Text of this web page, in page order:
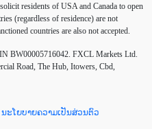
D1 DailyFX
EA EA ເຊີງລຸກ
EUR EUR/AUD
residents of USA and Canada to open
(regardless of residence) are not
countries are also not accepted.
BW00005716042. FXCL Markets Ltd.
Road, The Hub, Itowers, Cbd,
ນະໂຍບາຍຄວາມເປັນສ່ວນຕົວ